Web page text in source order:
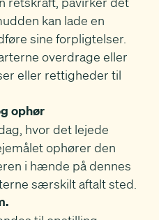
kan lade en
sine forpligtelser.
overdrage eller
eller rettigheder til
ophør
hvor det lejede
ophører den
i hænde på dennes
særskilt aftalt sted.